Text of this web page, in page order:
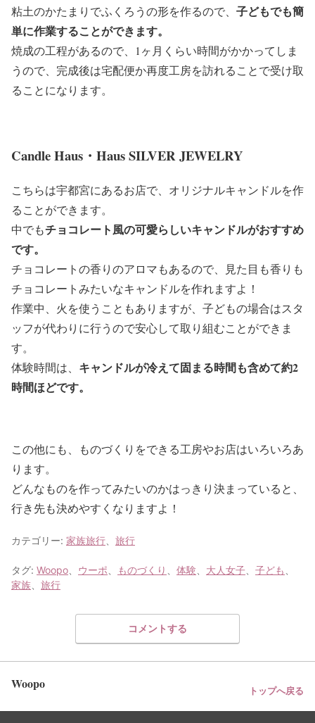
粘土のかたまりでふくろうの形を作るので、 子どもでも簡
単に作業することができます。
焼成の工程があるので、1ヶ月くらい時間がかかってしま
うので、完成後は宅配便か再度工房を訪れることで受け取
ることになります。
Candle Haus・Haus SILVER JEWELRY
こちらは宇都宮にあるお店で、オリジナルキャンドルを作
ることができます。
中でもチョコレート風の可愛らしいキャンドルがおすすめ
です。
チョコレートの香りのアロマもあるので、見た目も香りも
チョコレートみたいなキャンドルを作れますよ！
作業中、火を使うこともありますが、子どもの場合はスタ
ッフが代わりに行うので安心して取り組むことができま
す。
体験時間は、 キャンドルが冷えて固まる時間も含めて約2
時間ほどです。
この他にも、ものづくりをできる工房やお店はいろいろあ
ります。
どんなものを作ってみたいのかはっきり決まっていると、
行き先も決めやすくなりますよ！
カテゴリー: 家族旅行 旅行
タグ: Woopo ウーポ ものづくり 体験 大人女子 子ども
家族
旅行
コメントする
Woopo トップへ戻る